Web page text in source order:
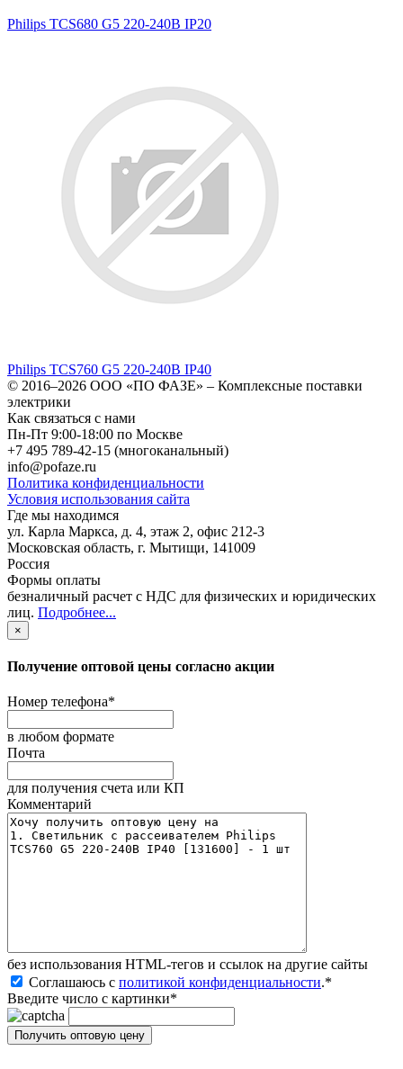
Philips TCS680 G5 220-240В IP20
Philips TCS760 G5 220-240В IP40
© 2016–2026 ООО «ПО ФАЗЕ» – Комплексные поставки
электрики
Как связаться с нами
Пн-Пт 9:00-18:00 по Москве
+7 495 789-42-15 (многоканальный)
info@pofaze.ru
Политика конфиденциальности
Условия использования сайта
Где мы находимся
ул. Карла Маркса, д. 4, этаж 2, офис 212-3
Московская область, г. Мытищи, 141009
Россия
Формы оплаты
безналичный расчет с НДС для физических и юридических
лиц. Подробнее...
×
Получение оптовой цены согласно акции
Номер телефона*
в любом формате
Почта
для получения счета или КП
Комментарий
без иcпользования HTML-тегов и ссылок на другие сайты
Соглашаюсь с политикой конфиденциальности.*
Введите число с картинки*